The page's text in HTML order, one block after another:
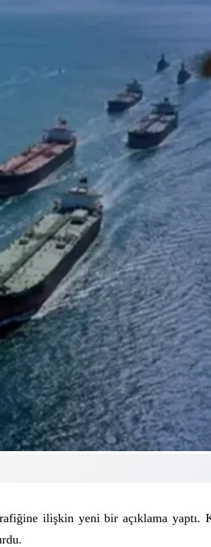
ilişkin yeni bir açıklama yaptı.